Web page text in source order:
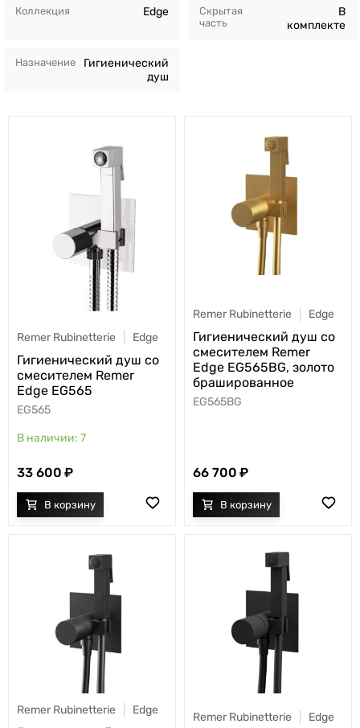
Коллекция Edge
Назначение
Гигиенический
душ
Скрытая
часть
В
комплекте
Remer Rubinetterie Edge
Гигиенический душ со
смесителем Remer
Edge EG565
EG565
7
33 600
Remer Rubinetterie Edge
Гигиенический душ со
смесителем Remer
Edge EG565BG, золото
брашированное
EG565BG
66 700
Remer Rubinetterie Edge
Remer Rubinetterie Edge